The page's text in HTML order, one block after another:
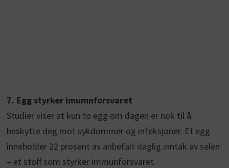
7. Egg styrker imumnforsvaret
Studier viser at kun to egg om dagen er nok til å
beskytte deg mot sykdommer og infeksjoner. Et egg
inneholder 22 prosent av anbefalt daglig inntak av selen
– et stoff som styrker immunforsvaret.